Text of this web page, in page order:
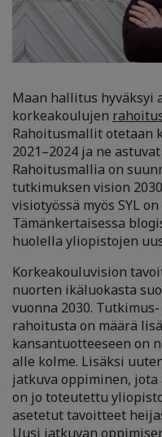
Maan hallitus hyväksyi
korkeakoulujen
Rahoitusmallit otetaan
2021–2024 ja ne
Rahoitusmallia on
tutkimuksen vision
visiotyössä myös SYL
Tämänkertaisessa
huolella yliopistojen
Korkeakouluvision
nuorten ikäluokasta
vuonna 2030.
rahoitusta on määrä
kansantuotteeseen on
alle kolme. Lisäksi
jatkuva oppiminen,
on jo toteutettu
asetetut tavoitteet
Uusi jatkuvan